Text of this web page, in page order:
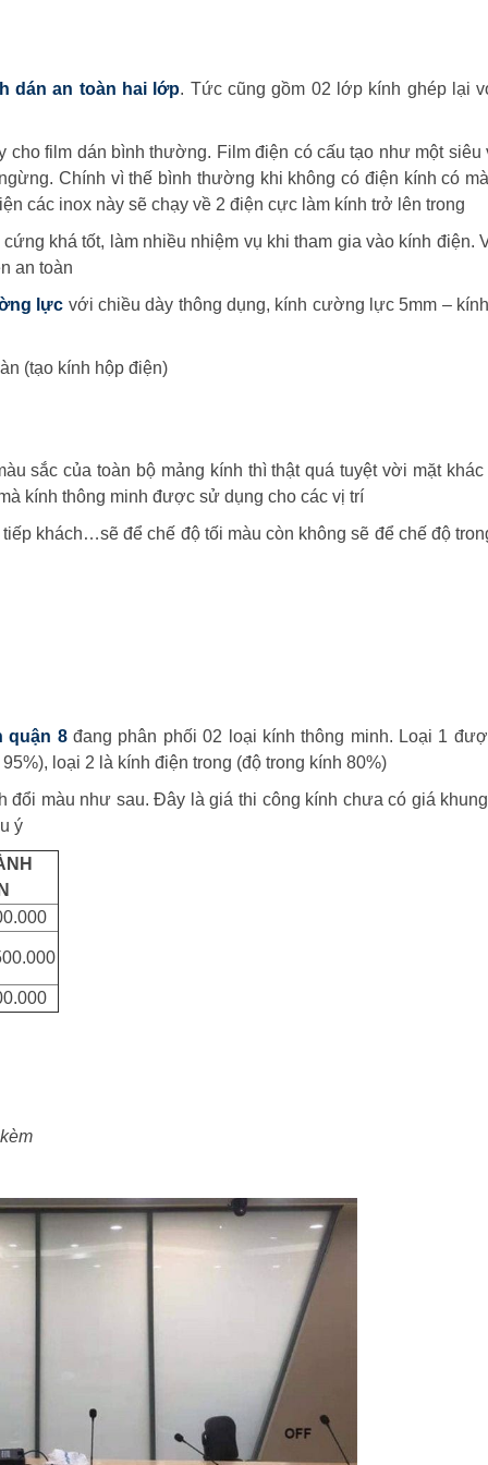
dán an toàn hai lớp. Tức cũng gồm 02 lớp kính ghép lại
cho film dán bình thường. Film điện có cấu tạo như một siêu
Chính vì thế bình thường khi không có điện kính có
các inox này sẽ chạy về 2 điện cực làm kính trở lên trong
khá tốt, làm nhiều nhiệm vụ khi tham gia vào kính điện.
an toàn
lực với chiều dày thông dụng, kính cường lực 5mm –
(tạo kính hộp điện)
sắc của toàn bộ mảng kính thì thật quá tuyệt vời mặt khác
kính thông minh được sử dụng cho các vị trí
khách…sẽ để chế độ tối màu còn không sẽ để chế độ
quận 8đang phân phối 02 loại kính thông minh. Loại 1
loại 2 là kính điện trong (độ trong kính 80%)
đổi màu như sau. Đây là giá thi công kính chưa có giá
ý